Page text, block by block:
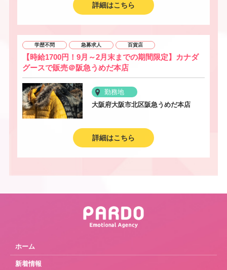
詳細はこちら
学歴不問 急募求人 百貨店
【時給1700円！9月～2月末までの期間限定】カナダ
グースで販売＠阪急うめだ本店
勤務地
大阪府大阪市北区阪急うめだ本店
詳細はこちら
ホーム
新着情報